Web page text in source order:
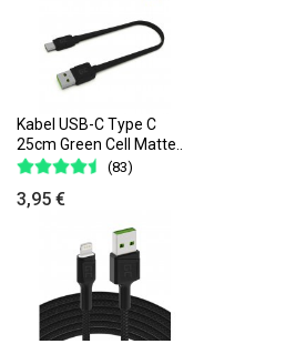
Kabel USB-C Type C
25cm Green Cell Matte..
(83)
3,95 €